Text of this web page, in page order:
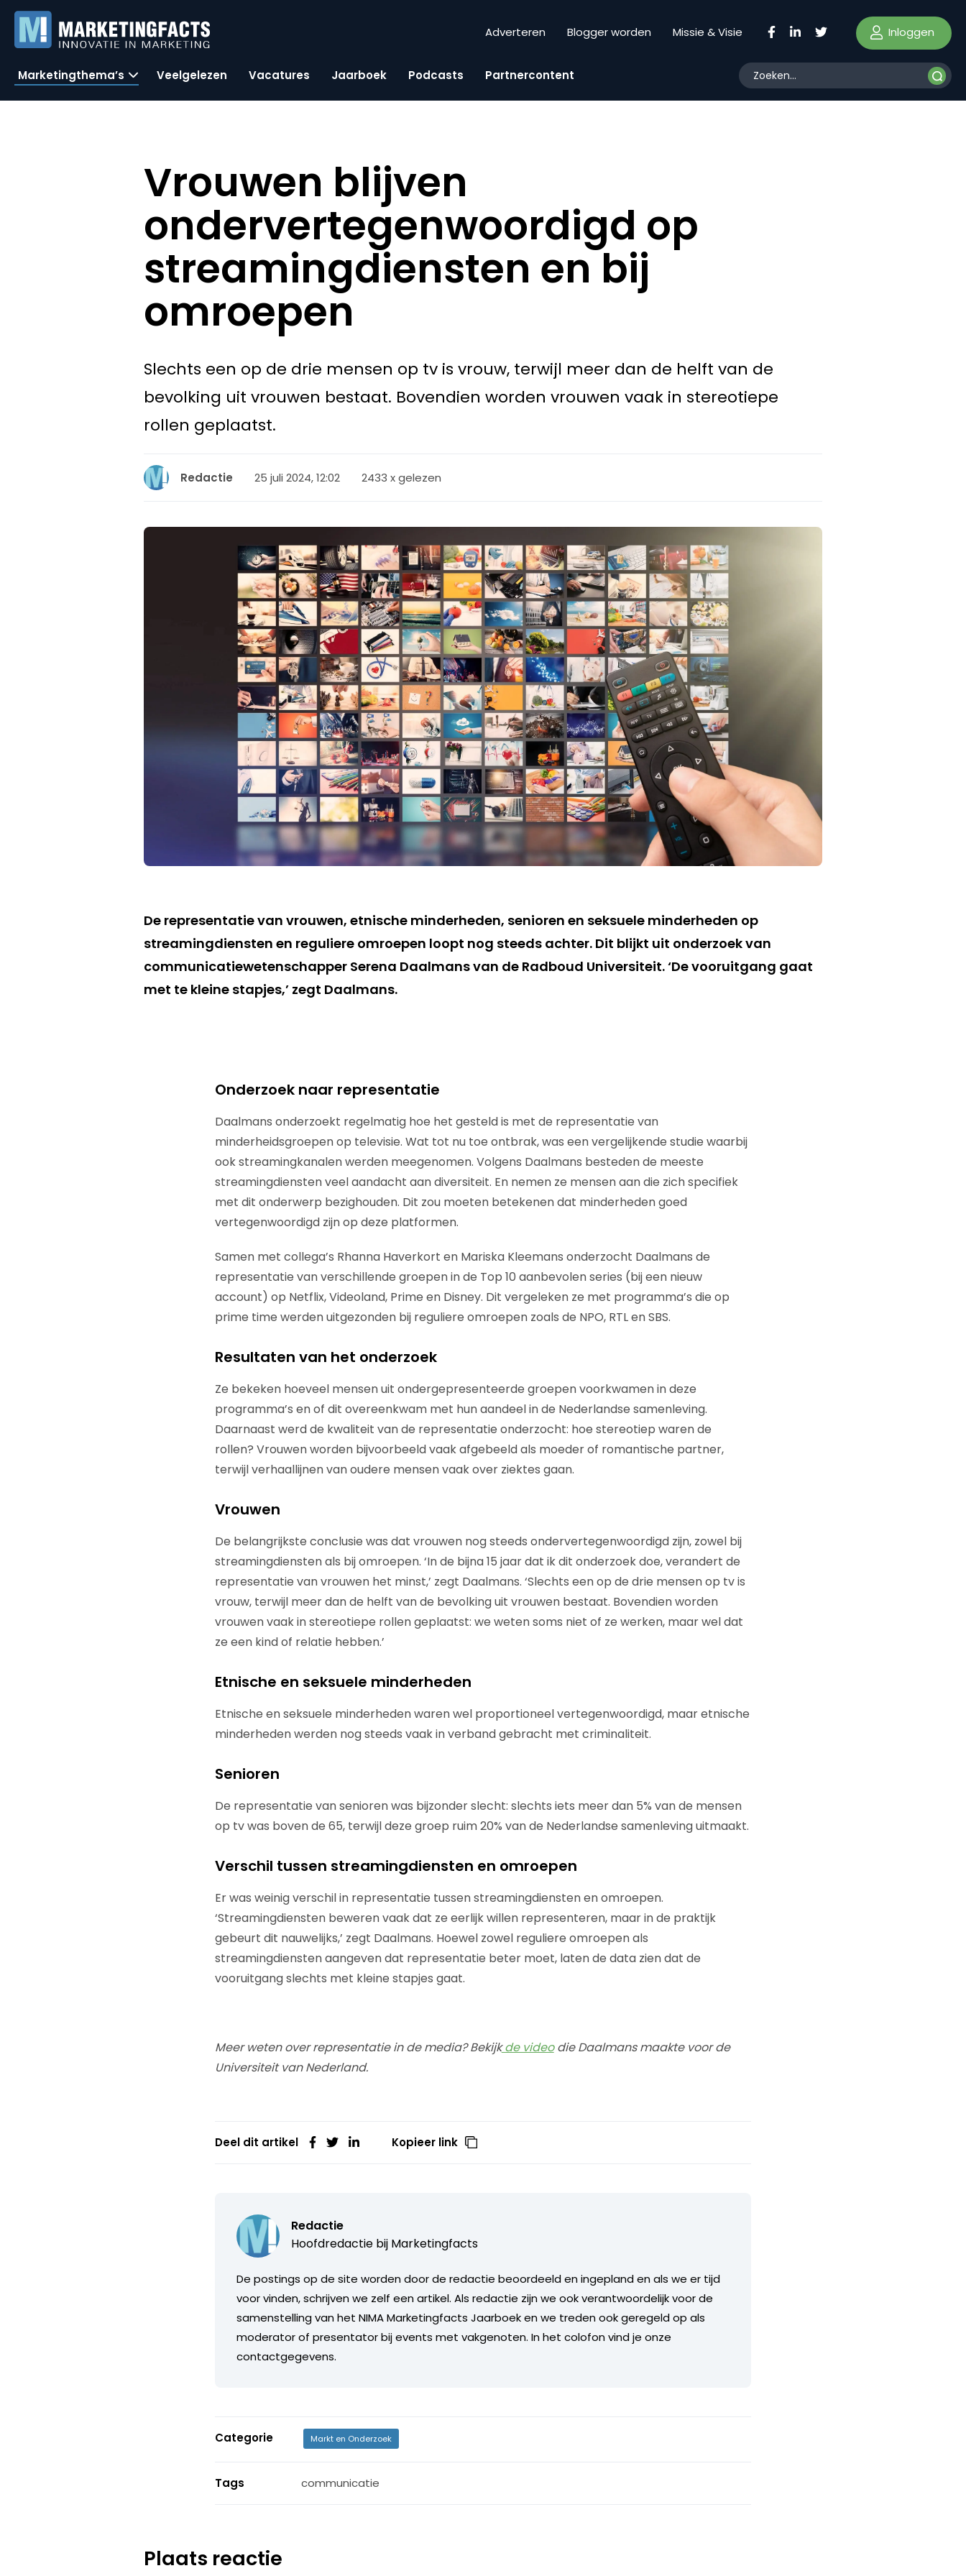
Adverteren Blogger worden Missie & Visie Inloggen
Marketingthema’s Veelgelezen Vacatures Jaarboek Podcasts Partnercontent
Vrouwen blijven
ondervertegenwoordigd op
streamingdiensten en bij
omroepen
Slechts een op de drie mensen op tv is vrouw, terwijl meer dan de helft van de
bevolking uit vrouwen bestaat. Bovendien worden vrouwen vaak in stereotiepe
rollen geplaatst.
Redactie 25 juli 2024, 12:02 2433 x gelezen
De representatie van vrouwen, etnische minderheden, senioren en seksuele minderheden op
streamingdiensten en reguliere omroepen loopt nog steeds achter. Dit blijkt uit onderzoek van
communicatiewetenschapper Serena Daalmans van de Radboud Universiteit. ‘De vooruitgang gaat
met te kleine stapjes,’ zegt Daalmans.
Onderzoek naar representatie
Daalmans onderzoekt regelmatig hoe het gesteld is met de representatie van
minderheidsgroepen op televisie. Wat tot nu toe ontbrak, was een vergelijkende studie waarbij
ook streamingkanalen werden meegenomen. Volgens Daalmans besteden de meeste
streamingdiensten veel aandacht aan diversiteit. En nemen ze mensen aan die zich specifiek
met dit onderwerp bezighouden. Dit zou moeten betekenen dat minderheden goed
vertegenwoordigd zijn op deze platformen.
Samen met collega’s Rhanna Haverkort en Mariska Kleemans onderzocht Daalmans de
representatie van verschillende groepen in de Top 10 aanbevolen series (bij een nieuw
account) op Netflix, Videoland, Prime en Disney. Dit vergeleken ze met programma’s die op
prime time werden uitgezonden bij reguliere omroepen zoals de NPO, RTL en SBS.
Resultaten van het onderzoek
Ze bekeken hoeveel mensen uit ondergepresenteerde groepen voorkwamen in deze
programma’s en of dit overeenkwam met hun aandeel in de Nederlandse samenleving.
Daarnaast werd de kwaliteit van de representatie onderzocht: hoe stereotiep waren de
rollen? Vrouwen worden bijvoorbeeld vaak afgebeeld als moeder of romantische partner,
terwijl verhaallijnen van oudere mensen vaak over ziektes gaan.
Vrouwen
De belangrijkste conclusie was dat vrouwen nog steeds ondervertegenwoordigd zijn, zowel bij
streamingdiensten als bij omroepen. ‘In de bijna 15 jaar dat ik dit onderzoek doe, verandert de
representatie van vrouwen het minst,’ zegt Daalmans. ‘Slechts een op de drie mensen op tv is
vrouw, terwijl meer dan de helft van de bevolking uit vrouwen bestaat. Bovendien worden
vrouwen vaak in stereotiepe rollen geplaatst: we weten soms niet of ze werken, maar wel dat
ze een kind of relatie hebben.’
Etnische en seksuele minderheden
Etnische en seksuele minderheden waren wel proportioneel vertegenwoordigd, maar etnische
minderheden werden nog steeds vaak in verband gebracht met criminaliteit.
Senioren
De representatie van senioren was bijzonder slecht: slechts iets meer dan 5% van de mensen
op tv was boven de 65, terwijl deze groep ruim 20% van de Nederlandse samenleving uitmaakt.
Verschil tussen streamingdiensten en omroepen
Er was weinig verschil in representatie tussen streamingdiensten en omroepen.
‘Streamingdiensten beweren vaak dat ze eerlijk willen representeren, maar in de praktijk
gebeurt dit nauwelijks,’ zegt Daalmans. Hoewel zowel reguliere omroepen als
streamingdiensten aangeven dat representatie beter moet, laten de data zien dat de
vooruitgang slechts met kleine stapjes gaat.
Meer weten over representatie in de media? Bekijkde videodie Daalmans maakte voor de
Universiteit van Nederland.
Deel dit artikel Kopieer link
Redactie
Hoofdredactie bij Marketingfacts
De postings op de site worden door de redactie beoordeeld en ingepland en als we er tijd
voor vinden, schrijven we zelf een artikel. Als redactie zijn we ook verantwoordelijk voor de
samenstelling van het NIMA Marketingfacts Jaarboek en we treden ook geregeld op als
moderator of presentator bij events met vakgenoten. In het colofon vind je onze
contactgegevens.
Categorie Markt en Onderzoek
Tags communicatie
Plaats reactie